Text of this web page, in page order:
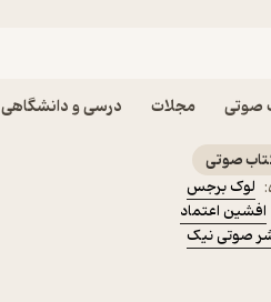
صوتی مجلات درسی و دانشگاهی
صوتی خواستن اثر لوک برجس
صوتی
: لوک برجس
افشین اعتماد
صوتی نیک